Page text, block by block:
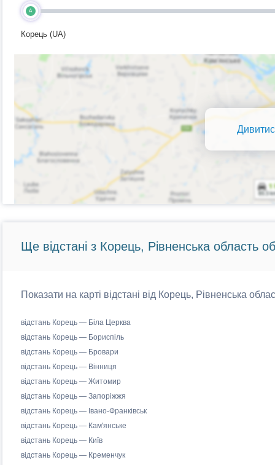
A
Корець (UA)
Ще відстані з Корець, Рівненська область
Показати на карті відстані від Корець, Рівненська
відстань Корець — Біла Церква
відстань Корець — Бориспіль
відстань Корець — Бровари
відстань Корець — Вінниця
відстань Корець — Житомир
відстань Корець — Запоріжжя
відстань Корець — Івано-Франківськ
відстань Корець — Кам'янське
відстань Корець — Київ
відстань Корець — Кременчук